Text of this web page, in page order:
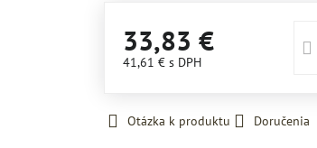
33,83 €
41,61 € s DPH
Otázka k produktu Doručenia